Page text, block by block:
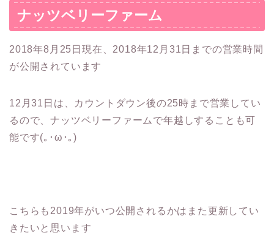
ナッツベリーファーム
2018年8月25日現在、2018年12月31日までの営業時間
が公開されています
12月31日は、カウントダウン後の25時まで営業してい
るので、ナッツベリーファームで年越しすることも可
能です(｡･ω･｡)
こちらも2019年がいつ公開されるかはまた更新してい
きたいと思います